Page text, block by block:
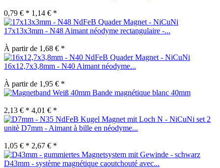
0,79 € * 1,14 € *
17x13x3mm - N48 Aimant néodyme rectangulaire -...
À partir de 1,68 € *
16x12,7x3,8mm - N40 Aimant néodyme...
À partir de 1,95 € *
Bande magnétique blanc 40mm
2,13 € * 4,01 € *
set 2
unitè D7mm - Aimant à bille en néodyme...
1,05 € * 2,67 € *
D43mm - système magnétique caoutchouté avec...